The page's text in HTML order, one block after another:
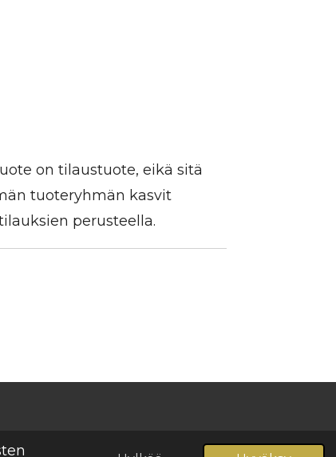
on tilaustuote, eikä sitä
tuoteryhmän kasvit
perusteella.